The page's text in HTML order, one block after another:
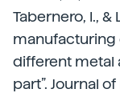
Tabernero, I., &
manufacturing
different metal
part”. Journal